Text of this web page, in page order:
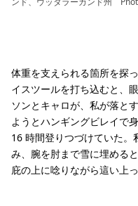
体重を支えられる箇所を探
イスツールを打ち込むと、
ソンとキャロが、私が落と
ようとハンギングビレイで
16 時間登りつづけていた。
み、腕を肘まで雪に埋める
庇の上に唸りながら這い上っ